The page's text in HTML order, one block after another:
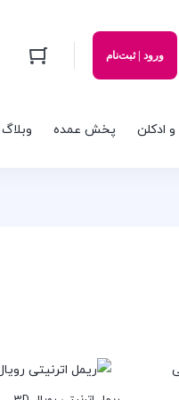
ورود | ثبت‌نام
ادکلن پخش عمده وبلاگ